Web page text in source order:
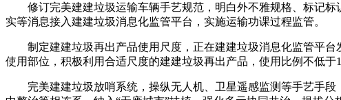
修订完美建建垃圾运输车辆手艺规范，明白外不雅规格、标记标
实等消息接入建建垃圾消息化监管平台，实施运输功课过程监管。
制定建建垃圾再出产品使用尺度，正在建建垃圾消息化监管平台
使用部位，积极利用合适尺度的建建垃圾再出产品，使用比例不低于
完美建建垃圾放哨系统，操纵无人机、卫星遥感监测等手艺手段